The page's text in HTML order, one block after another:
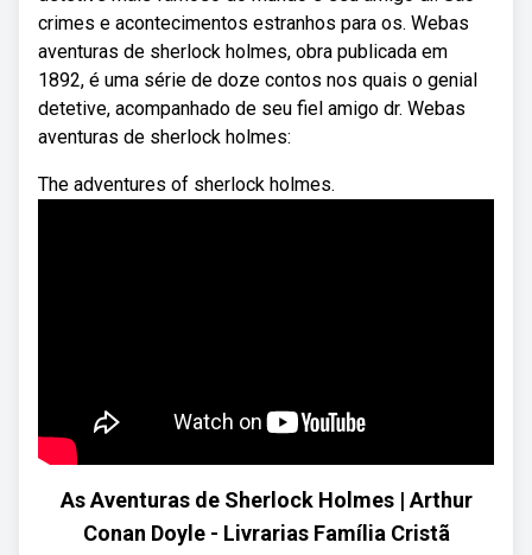
crimes e acontecimentos estranhos para os. Webas
aventuras de sherlock holmes, obra publicada em
1892, é uma série de doze contos nos quais o genial
detetive, acompanhado de seu fiel amigo dr. Webas
aventuras de sherlock holmes:
The adventures of sherlock holmes.
As Aventuras de Sherlock Holmes | Arthur
Conan Doyle - Livrarias Família Cristã